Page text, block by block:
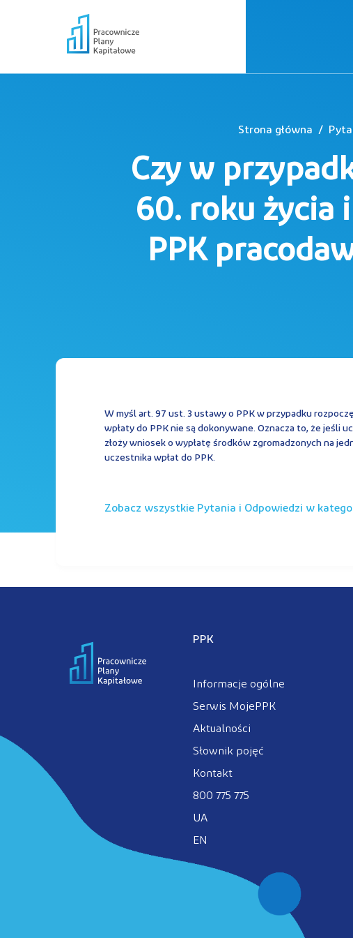
Strona główna
Czy w
60. roku życia
PPK
W myśl art. 97 ust. 3 ustawy o PPK w przypadku
wpłaty do PPK nie są dokonywane. Oznacza to, że jeśli
złoży wniosek o wypłatę środków zgromadzonych na
uczestnika wpłat do PPK.
Zobacz wszystkie Pytania i Odpowiedzi w
PPK
Informacje ogólne
Serwis MojePPK
Aktualności
Słownik pojęć
Kontakt
800 775 775
UA
EN